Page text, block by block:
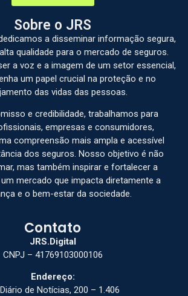
Sobre o JRS
a disseminar informação segura,
qualidade para o mercado de seguros.
a voz e a imagem de um setor essencial,
um papel crucial na proteção e no
das vidas das pessoas.
e credibilidade, trabalhamos para
empresas e consumidores,
compreensão mais ampla e acessível
dos seguros. Nosso objetivo é não
mas também inspirar e fortalecer a
mercado que impacta diretamente a
e o bem-estar da sociedade.
Contato
JRS.Digital
CNPJ – 41769103000106
Endereço:
de Notícias, 200 – 1.406